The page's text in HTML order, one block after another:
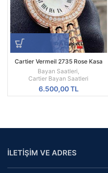
Cartier Vermeil 2735 Rose Kasa
Cartier Bayan Saati
Bayan Saatleri,
Cartier Bayan Saatleri
6.500,00TL
İLETİŞİM VE ADRES